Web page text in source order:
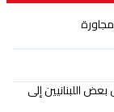
اللبنانيين إلى